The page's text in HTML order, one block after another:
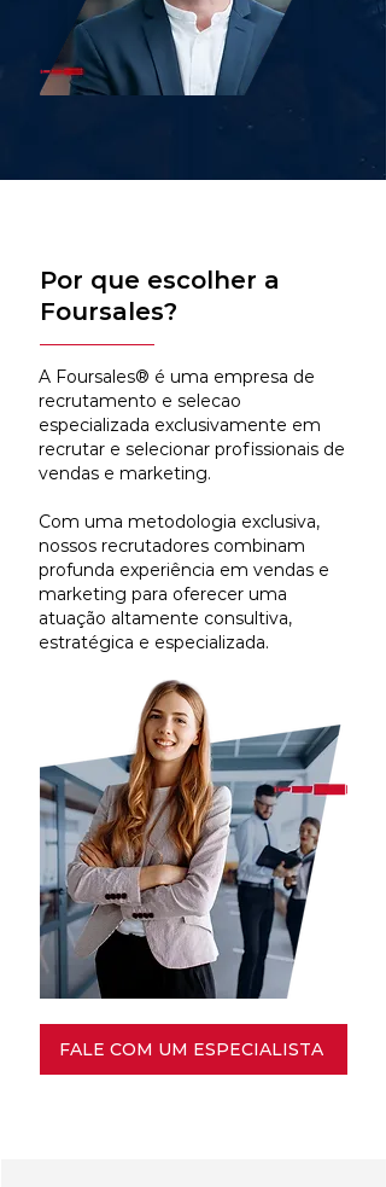
Por que escolher a
Foursales?
A Foursales® é uma empresa de
recrutamento e selecao
especializada exclusivamente em
recrutar e selecionar profissionais de
vendas e marketing.
Com uma metodologia exclusiva,
nossos recrutadores combinam
profunda experiência em vendas e
marketing para oferecer uma
atuação altamente consultiva,
estratégica e especializada.
FALE COM UM ESPECIALISTA